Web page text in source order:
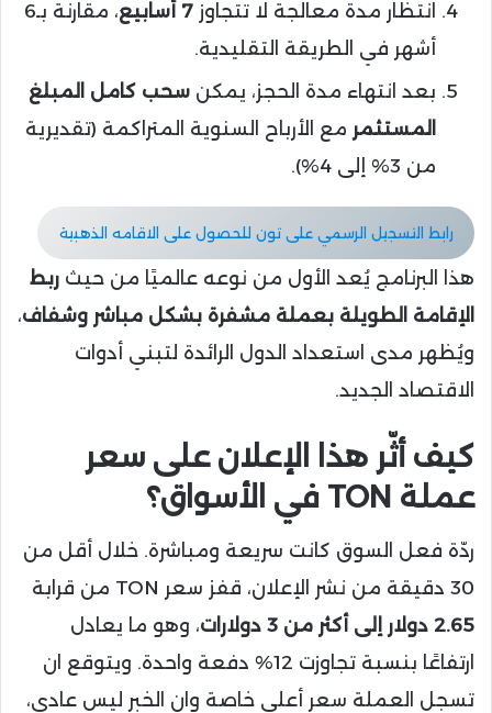
انتظار مدة معالجة لا تتجاوز 7 أسابيع
، مقارنة بـ6
أشهر في الطريقة التقليدية.
بعد انتهاء مدة الحجز، يمكن سحب كامل المبلغ
المستثمر مع الأرباح السنوية المتراكمة (تقديرية
من 3% إلى 4%).
رابط التسجيل الرسمي على تون للحصول على الاقامه الذهبية
هذا البرنامج يُعد الأول من نوعه عالميًا من حيث ربط
الإقامة الطويلة بعملة مشفرة بشكل مباشر وشفاف،
ويُظهر مدى استعداد الدول الرائدة لتبني أدوات
الاقتصاد الجديد.
كيف أثّر هذا الإعلان على سعر
عملة TON في الأسواق؟
ردّة فعل السوق كانت سريعة ومباشرة. خلال أقل من
30 دقيقة من نشر الإعلان، قفز سعر TON من قرابة
2.65 دولار إلى أكثر من 3 دولارات
، وهو ما يعادل
ارتفاعًا بنسبة تجاوزت 12% دفعة واحدة. ويتوقع ان
تسجل العملة سعر أعلى خاصة وان الخبر ليس عادي،